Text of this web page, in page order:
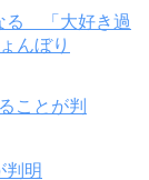
る 「大好き過
んぼり
判明